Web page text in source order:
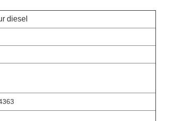
diesel